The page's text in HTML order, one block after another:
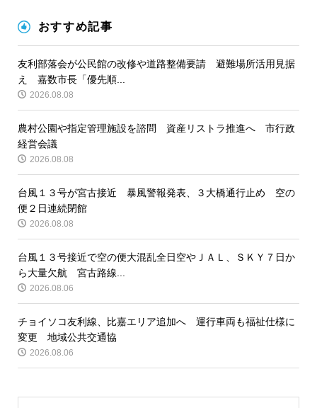
おすすめ記事
友利部落会が公民館の改修や道路整備要請 避難場所活用見据
え 嘉数市長「優先順...
2026.08.08
農村公園や指定管理施設を諮問 資産リストラ推進へ 市行政
経営会議
2026.08.08
台風１３号が宮古接近 暴風警報発表、３大橋通行止め 空の
便２日連続閉館
2026.08.08
台風１３号接近で空の便大混乱全日空やＪＡＬ、ＳＫＹ７日か
ら大量欠航 宮古路線...
2026.08.06
チョイソコ友利線、比嘉エリア追加へ 運行車両も福祉仕様に
変更 地域公共交通協
2026.08.06